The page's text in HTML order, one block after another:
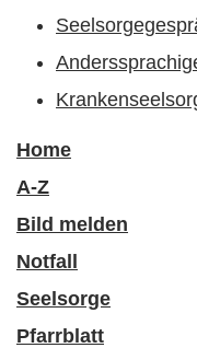
Home
A-Z
Bild melden
Notfall
Seelsorge
Pfarrblatt